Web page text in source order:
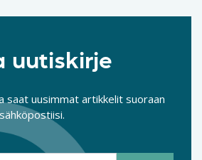
uutiskirje
saat uusimmat artikkelit suoraan
sähköpostiisi.